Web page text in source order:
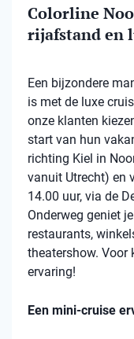
Colorline
rijafstand en
Een bijzondere
is met de luxe
onze klanten
start van hun
richting Kiel in
vanuit Utrecht) en
14.00 uur, via de
Onderweg geniet
restaurants,
theatershow. Voor
ervaring!
Een mini-cruise